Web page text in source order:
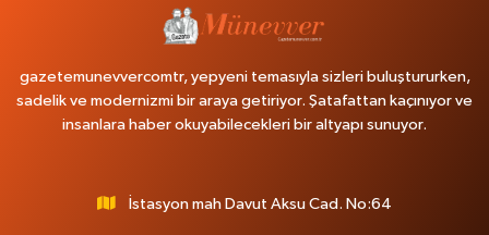
gazetemunevvercomtr, yepyeni temasıyla sizleri buluştururken,
sadelik ve modernizmi bir araya getiriyor. Şatafattan kaçınıyor ve
insanlara haber okuyabilecekleri bir altyapı sunuyor.
İstasyon mah Davut Aksu Cad. No:64